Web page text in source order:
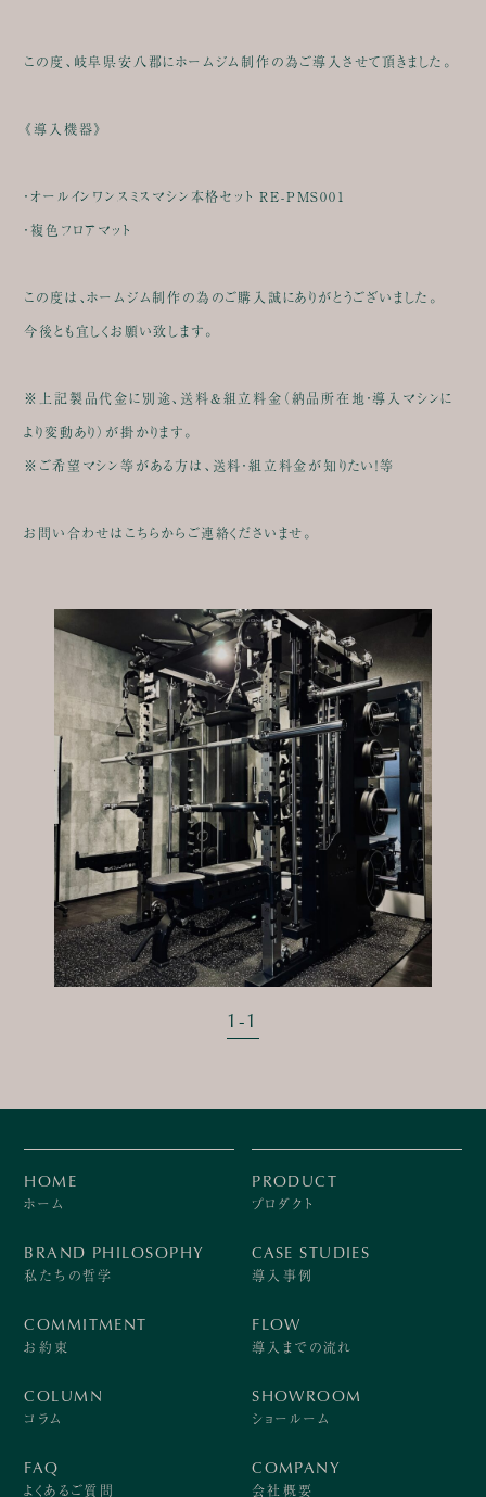
この度、岐阜県安八郡にホームジム制作の為ご導入させて頂きました。
《導入機器》
・オールインワンスミスマシン本格セット RE-PMS001
・複色フロアマット
この度は、ホームジム制作の為のご購入誠にありがとうございました。
今後とも宜しくお願い致します。
※上記製品代金に別途、送料&組立料金（納品所在地・導入マシンに
より変動あり）が掛かります。
※ご希望マシン等がある方は、送料・組立料金が知りたい！等
お問い合わせはこちらからご連絡くださいませ。
1 -1
HOME
ホーム
BRAND PHILOSOPHY
私たちの哲学
COMMITMENT
お約束
PRODUCT
プロダクト
CASE STUDIES
導入事例
FLOW
導入までの流れ
COLUMN
コラム
FAQ
よくあるご質問
SHOWROOM
ショールーム
COMPANY
会社概要